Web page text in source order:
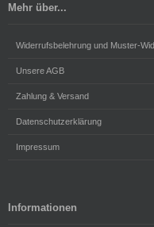
Mehr über...
Widerrufsbelehrung und Muster-
Unsere AGB
Zahlung & Versand
Datenschutzerklärung
Impressum
Informationen